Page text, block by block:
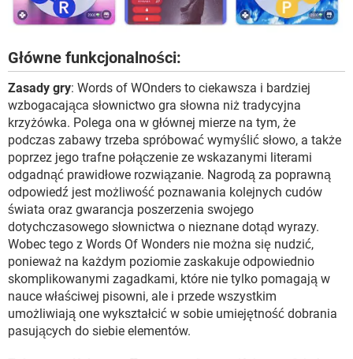
Główne funkcjonalności:
Zasady gry: Words of WOnders to ciekawsza i bardziej
wzbogacająca słownictwo gra słowna niż tradycyjna
krzyżówka. Polega ona w głównej mierze na tym, że
podczas zabawy trzeba spróbować wymyślić słowo, a także
poprzez jego trafne połączenie ze wskazanymi literami
odgadnąć prawidłowe rozwiązanie. Nagrodą za poprawną
odpowiedź jest możliwość poznawania kolejnych cudów
świata oraz gwarancja poszerzenia swojego
dotychczasowego słownictwa o nieznane dotąd wyrazy.
Wobec tego z Words Of Wonders nie można się nudzić,
ponieważ na każdym poziomie zaskakuje odpowiednio
skomplikowanymi zagadkami, które nie tylko pomagają w
nauce właściwej pisowni, ale i przede wszystkim
umożliwiają one wykształcić w sobie umiejętność dobrania
pasujących do siebie elementów.